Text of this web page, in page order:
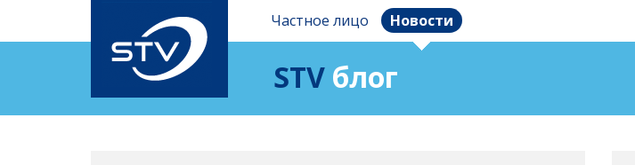
Частное лицо Новости
STV блог